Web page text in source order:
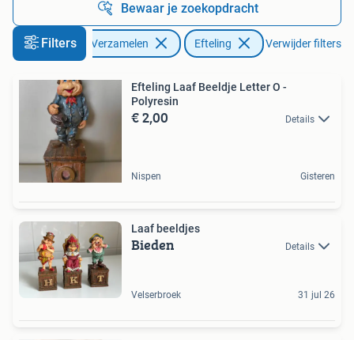
Bewaar je zoekopdracht
Filters Verzamelen Efteling Verwijder filters
Efteling Laaf Beeldje Letter O -
Polyresin
€ 2,00 Details
Nispen Gisteren
Laaf beeldjes
Bieden Details
Velserbroek 31 jul 26